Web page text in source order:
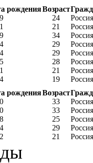
рожденияВозраст
24
Россия
21
Россия
34
Россия
29
Россия
29
Россия
28
Россия
21
Россия
19
Россия
рожденияВозраст
33
Россия
33
Россия
25
Россия
29
Россия
21 Россия